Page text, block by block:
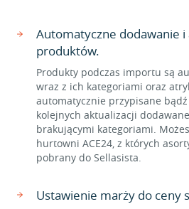
Automatyczne dodawanie
produktów.
Produkty podczas importu są
wraz z ich kategoriami oraz
automatycznie przypisane
kolejnych aktualizacji
brakującymi kategoriami.
hurtowni ACE24, z których
pobrany do Sellasista.
Ustawienie marży do ceny